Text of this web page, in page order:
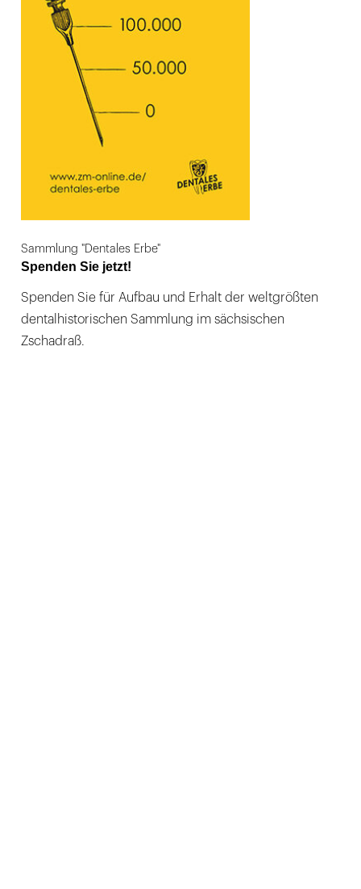
Sammlung "Dentales Erbe"
Spenden Sie jetzt!
Spenden Sie für Aufbau und Erhalt der weltgrößten
dentalhistorischen Sammlung im sächsischen
Zschadraß.